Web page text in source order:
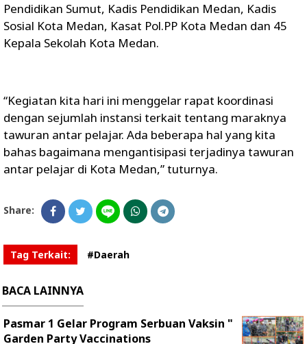
Pendidikan Sumut, Kadis Pendidikan Medan, Kadis
Sosial Kota Medan, Kasat Pol.PP Kota Medan dan 45
Kepala Sekolah Kota Medan.
“Kegiatan kita hari ini menggelar rapat koordinasi
dengan sejumlah instansi terkait tentang maraknya
tawuran antar pelajar. Ada beberapa hal yang kita
bahas bagaimana mengantisipasi terjadinya tawuran
antar pelajar di Kota Medan,” tuturnya.
Share:
Tag Terkait: #Daerah
BACA LAINNYA
Pasmar 1 Gelar Program Serbuan Vaksin "
Garden Party Vaccinations